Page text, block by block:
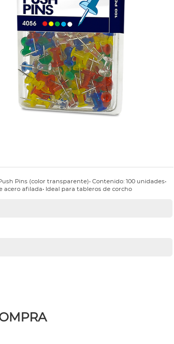
Ver más
Refuerzos para carpeta
Ver más
Ver más
Pins (color transparente)• Contenido: 100 unidades•
acero afilada• Ideal para tableros de corcho